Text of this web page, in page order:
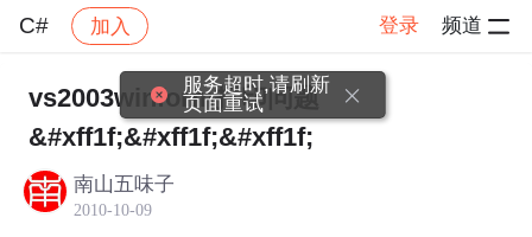
C# 加入 登录 频道
社区 C# 帖子详情
vs2003winform打印问题
&#xff1f;&#xff1f;&#xff1f;
南山五味子
2010-10-09
服务超时,请刷新
页面重试